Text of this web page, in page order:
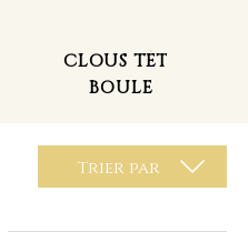
CLOUS TÊTE
BOULE
Trier par